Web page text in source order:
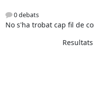
0 debats
No s'ha trobat cap fil de